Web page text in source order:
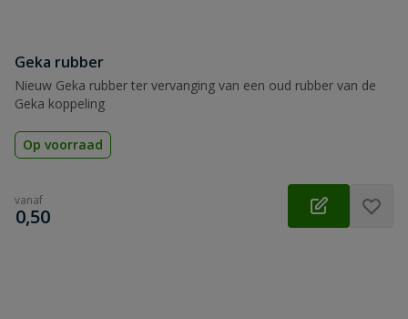
Geka rubber
Nieuw Geka rubber ter vervanging van een oud rubber van de
Geka koppeling
Op voorraad
vanaf
€
0,50